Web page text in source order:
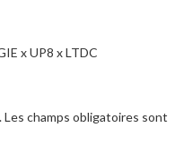
x UP8 x LTDC
Les champs obligatoires sont